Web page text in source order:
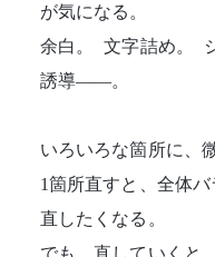
が気になる。
余白。 文字詰め。
誘導——。
いろいろな箇所に、
1箇所直すと、全体
直したくなる。
でも、直していくと